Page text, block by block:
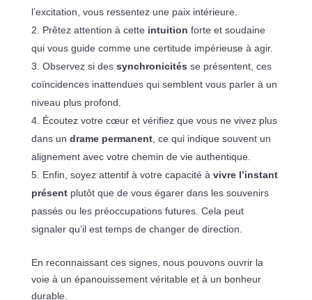
l’excitation, vous ressentez une paix intérieure.
Prêtez attention à cette intuition forte et soudaine
qui vous guide comme une certitude impérieuse à agir.
Observez si des synchronicités se présentent, ces
coïncidences inattendues qui semblent vous parler à un
niveau plus profond.
Écoutez votre cœur et vérifiez que vous ne vivez plus
dans un drame permanent, ce qui indique souvent un
alignement avec votre chemin de vie authentique.
Enfin, soyez attentif à votre capacité à vivre l’instant
présentplutôt que de vous égarer dans les souvenirs
passés ou les préoccupations futures. Cela peut
signaler qu’il est temps de changer de direction.
En reconnaissant ces signes, nous pouvons ouvrir la
voie à un épanouissement véritable et à un bonheur
durable.